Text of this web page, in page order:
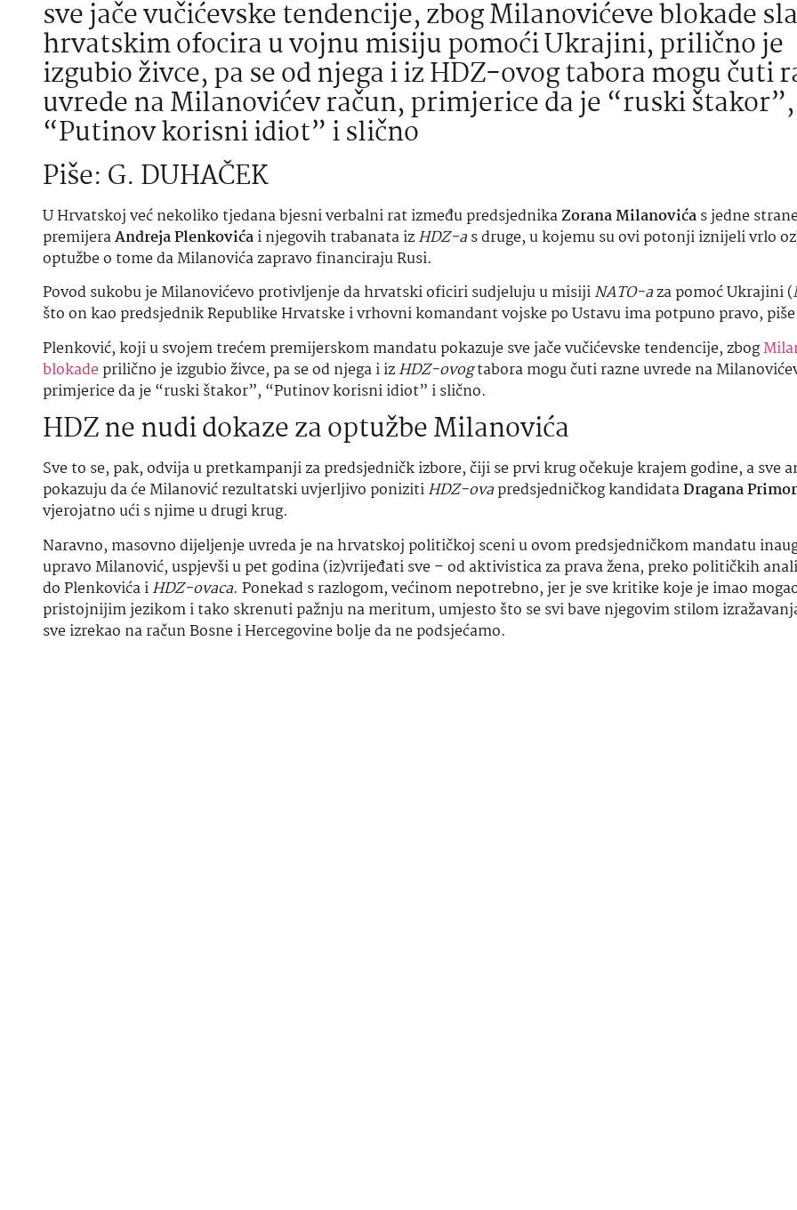
sve jače vučićevske tendencije, zbog Milanovićeve blokade
hrvatskim ofocira u vojnu misiju pomoći Ukrajini, prilično je
izgubio živce, pa se od njega i iz HDZ-ovog tabora mogu čuti
uvrede na Milanovićev račun, primjerice da je “ruski štakor”,
“Putinov korisni idiot” i slično
Piše: G. DUHAČEK
U Hrvatskoj već nekoliko tjedana bjesni verbalni rat između predsjednikaZorana Milanovićas jedne
premijeraAndreja Plenkovićai njegovih trabanata izHDZ-as druge, u kojemu su ovi potonji iznijeli vrlo
optužbe o tome da Milanovića zapravo financiraju Rusi.
Povod sukobu je Milanovićevo protivljenje da hrvatski oficiri sudjeluju u misijiNATO-aza pomoć Ukrajini (
što on kao predsjednik Republike Hrvatske i vrhovni komandant vojske po Ustavu ima potpuno pravo, piše
Plenković, koji u svojem trećem premijerskom mandatu pokazuje sve jače vučićevske tendencije, zbog
blokadeprilično je izgubio živce, pa se od njega i izHDZ-ovogtabora mogu čuti razne uvrede na
primjerice da je “ruski štakor”, “Putinov korisni idiot” i slično.
HDZ ne nudi dokaze za optužbe Milanovića
Sve to se, pak, odvija u pretkampanji za predsjedničk izbore, čiji se prvi krug očekuje krajem godine, a sve
pokazuju da će Milanović rezultatski uvjerljivo ponizitiHDZ-ovapredsjedničkog kandidataDragana
vjerojatno ući s njime u drugi krug.
Naravno, masovno dijeljenje uvreda je na hrvatskoj političkoj sceni u ovom predsjedničkom mandatu
upravo Milanović, uspjevši u pet godina (iz)vrijeđati sve – od aktivistica za prava žena, preko političkih
do Plenkovića iHDZ-ovaca. Ponekad s razlogom, većinom nepotrebno, jer je sve kritike koje je imao
pristojnijim jezikom i tako skrenuti pažnju na meritum, umjesto što se svi bave njegovim stilom
sve izrekao na račun Bosne i Hercegovine bolje da ne podsjećamo.